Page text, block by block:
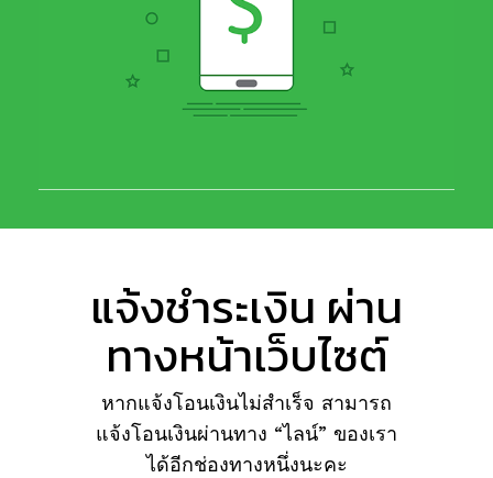
แจ้งชำระเงิน ผ่าน
ทางหน้าเว็บไซต์
หากแจ้งโอนเงินไม่สำเร็จ สามารถ
แจ้งโอนเงินผ่านทาง “ไลน์” ของเรา
ได้อีกช่องทางหนึ่งนะคะ